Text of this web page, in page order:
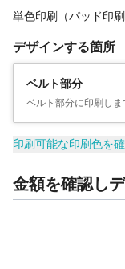
単色印刷（パッド印刷
デザインする箇所
ベルト部分
ベルト部分に印刷しま
印刷可能な印刷色を
金額を確認し